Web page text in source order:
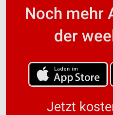
Noch mehr
der
Jetzt